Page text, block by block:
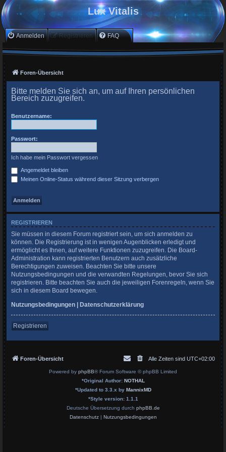
Lux Vitalis
Anmelden Registrieren FAQ
Foren-Übersicht
Bitte melden Sie sich an, um auf Ihren persönlichen
Bereich zuzugreifen.
Benutzername:
Passwort:
Ich habe mein Passwort vergessen
Angemeldet bleiben
Meinen Online-Status während dieser Sitzung verbergen
REGISTRIEREN
Sie müssen in diesem Forum registriert sein, um sich anmelden zu
können. Die Registrierung ist in wenigen Augenblicken erledigt und
ermöglicht es Ihnen, auf weitere Funktionen zuzugreifen. Die Board-
Administration kann registrierten Benutzern auch zusätzliche
Berechtigungen zuweisen. Beachten Sie bitte unsere
Nutzungsbedingungen und die verwandten Regelungen, bevor Sie sich
registrieren. Bitte beachten Sie auch die jeweiligen Forenregeln, wenn Sie
sich in diesem Board bewegen.
Nutzungsbedingungen | Datenschutzerklärung
Registrieren
Foren-Übersicht Alle Zeiten sind UTC+02:00
Powered by phpBB® Forum Software © phpBB Limited
*Original Author: NOTHAL
*Updated to 3.3.x by MannixMD
*Style version: 1.1.1
Deutsche Übersetzung durch phpBB.de
Datenschutz| Nutzungsbedingungen